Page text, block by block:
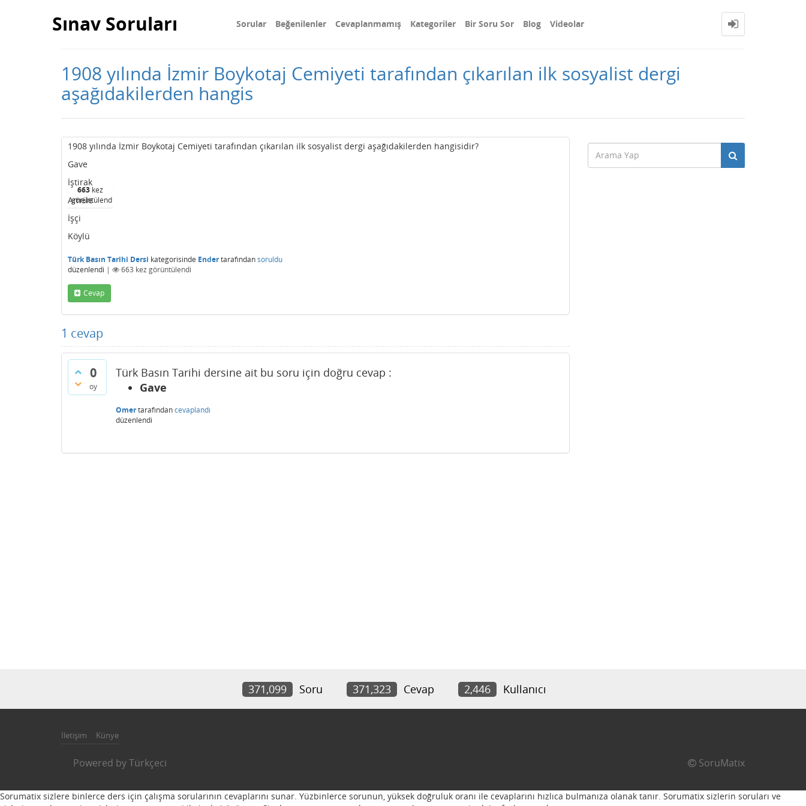
Sınav Soruları Sorular Beğenilenler Cevaplanmamış Kategoriler Bir Soru Sor Blog Videolar
1908 yılında İzmir Boykotaj Cemiyeti tarafından çıkarılan ilk sosyalist dergi
aşağıdakilerden hangis
663 kez
görüntülendi
1908 yılında İzmir Boykotaj Cemiyeti tarafından çıkarılan ilk sosyalist dergi aşağıdakilerden hangisidir?
Gave
İştirak
Amele
İşçi
Köylü
Türk Basın Tarihi Dersi kategorisinde Endertarafındansoruldu
düzenlendi | 663 kez görüntülendi
Cevap
1 cevap
0
oy
Türk Basın Tarihi dersine ait bu soru için doğru cevap :
Gave
Omertarafındancevaplandı
düzenlendi
371,099 Soru 371,323 Cevap 2,446 Kullanıcı
İletişim Künye
Powered byTürkçeci SoruMatix
Sorumatix sizlere binlerce ders için çalışma sorularının cevaplarını sunar. Yüzbinlerce sorunun, yüksek doğruluk oranı ile cevaplarını hızlıca bulmanıza olanak tanır. Sorumatix sizlerin soruları ve